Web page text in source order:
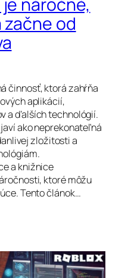
začne od
činnosť, ktorá zahŕňa
aplikácií,
a ďalších technológií.
ako neprekonateľná
zložitosti a
a knižnice
ktoré môžu
Tento článok…